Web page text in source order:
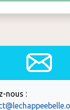
nous :